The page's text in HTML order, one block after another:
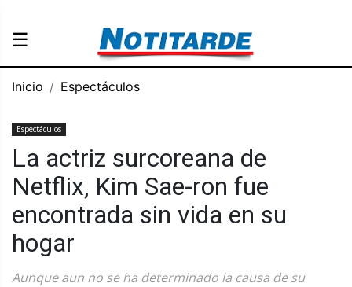
☰
Inicio Espectáculos
Espectáculos
La actriz surcoreana de
Netflix, Kim Sae-ron fue
encontrada sin vida en su
hogar
Aunque aun no se ha determinado la causa de su